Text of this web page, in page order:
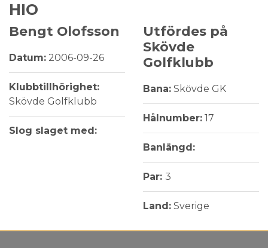
HIO
Bengt Olofsson
Datum: 2006-09-26
Klubbtillhörighet:
Skövde Golfklubb
Slog slaget med:
Utfördes på
Skövde
Golfklubb
Bana: Skövde GK
Hålnumber: 17
Banlängd:
Par: 3
Land: Sverige